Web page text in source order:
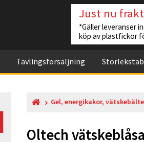
Just nu
*Gäller leveranser
köp av plastfickor
Tävlingsförsäljning
Gel, energikakor,
Oltech